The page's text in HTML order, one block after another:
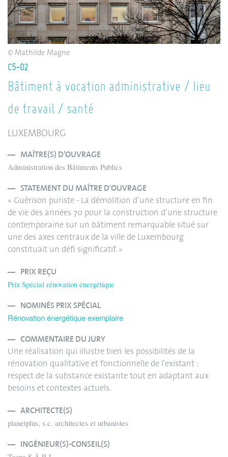
C5-02
Bâtiment à vocation administrative / lieu
de travail / santé
LUXEMBOURG
MAÎTRE(S) D’OUVRAGE
Administration des Bâtiments Publics
STATEMENT DU MAÎTRE D'OUVRAGE
« Guérison puriste - La démolition d’une structure en fin
de vie des années 70 pour la construction d’une structure
contemporaine sur un bâtiment remarquable situé sur
une des axes centraux de la ville de Luxembourg
constituait un défi significatif. »
PRIX REÇU
Prix Spécial rénovation énergétique
NOMINÉS PRIX SPÉCIAL
Rénovation énergétique exemplaire
COMMENTAIRE DU JURY
Une réalisation qui illustre bien les possibilités de la
rénovation qualitative et fonctionnelle de l'existant :
respect de la substance existante tout en adaptant aux
besoins et contextes actuels.
ARCHITECTE(S)
planetplus, s.c. architectes et urbanistes
INGÉNIEUR(S)-CONSEIL(S)
© Mathilde Magne